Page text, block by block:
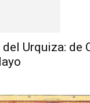
Urquiza: de